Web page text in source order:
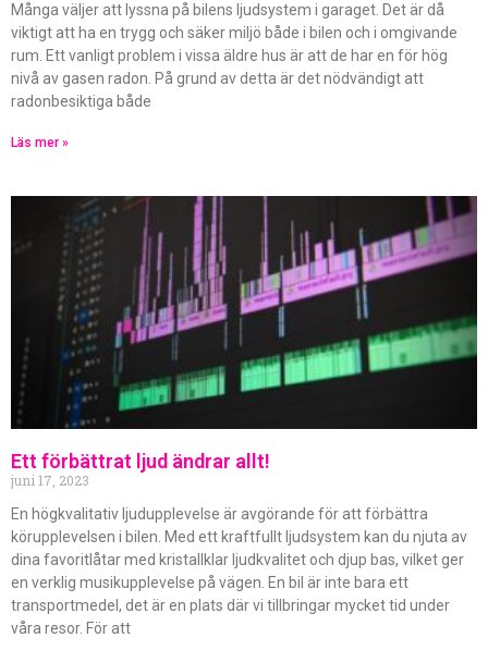
Många väljer att lyssna på bilens ljudsystem i garaget. Det är då
viktigt att ha en trygg och säker miljö både i bilen och i omgivande
rum. Ett vanligt problem i vissa äldre hus är att de har en för hög
nivå av gasen radon. På grund av detta är det nödvändigt att
radonbesiktiga både
Läs mer »
Ett förbättrat ljud ändrar allt!
juni 17, 2023
En högkvalitativ ljudupplevelse är avgörande för att förbättra
körupplevelsen i bilen. Med ett kraftfullt ljudsystem kan du njuta av
dina favoritlåtar med kristallklar ljudkvalitet och djup bas, vilket ger
en verklig musikupplevelse på vägen. En bil är inte bara ett
transportmedel, det är en plats där vi tillbringar mycket tid under
våra resor. För att